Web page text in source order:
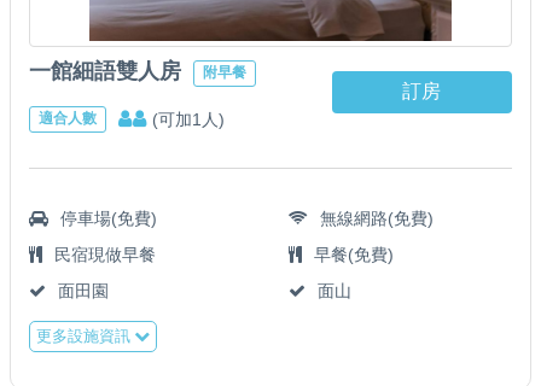
一館細語雙人房 附早餐
適合人數 (可加1人)
訂房
停車場(免費)
無線網路(免費)
民宿現做早餐
早餐(免費)
面田園
面山
更多設施資訊